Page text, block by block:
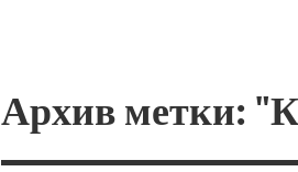
Архив метки: